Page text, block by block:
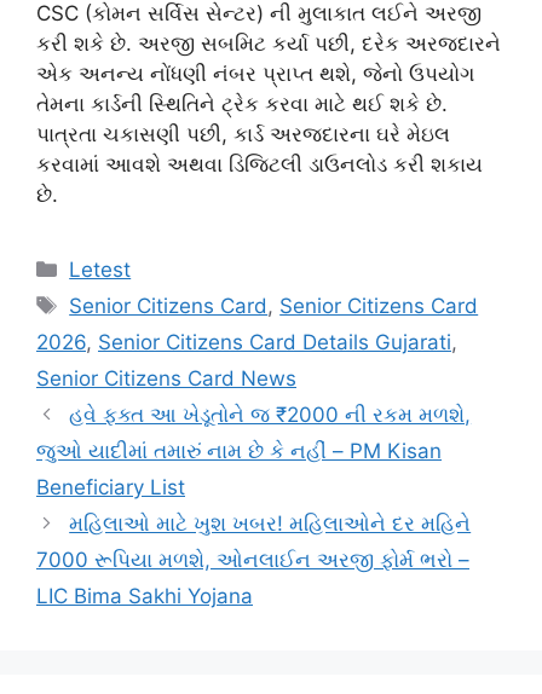
CSC (કોમન સર્વિસ સેન્ટર) ની મુલાકાત લઈને અરજી
કરી શકે છે. અરજી સબમિટ કર્યા પછી, દરેક અરજદારને
એક અનન્ય નોંધણી નંબર પ્રાપ્ત થશે, જેનો ઉપયોગ
તેમના કાર્ડની સ્થિતિને ટ્રેક કરવા માટે થઈ શકે છે.
પાત્રતા ચકાસણી પછી, કાર્ડ અરજદારના ઘરે મેઇલ
કરવામાં આવશે અથવા ડિજિટલી ડાઉનલોડ કરી શકાય
છે.
Categories
Letest
Tags
Senior Citizens Card, Senior Citizens Card
2026, Senior Citizens Card Details Gujarati,
Senior Citizens Card News
હવે ફક્ત આ ખેડૂતોને જ ₹2000 ની રકમ મળશે,
જુઓ યાદીમાં તમારું નામ છે કે નહીં – PM Kisan
Beneficiary List
મહિલાઓ માટે ખુશ ખબર! મહિલાઓને દર મહિને
7000 રૂપિયા મળશે, ઓનલાઈન અરજી ફોર્મ ભરો –
LIC Bima Sakhi Yojana